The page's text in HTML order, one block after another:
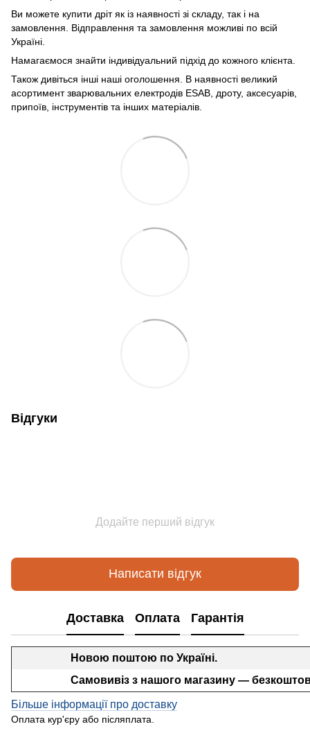
Ви можете купити дріт як із наявності зі складу, так і на
замовлення. Відправлення та замовлення можливі по всій
Україні.
Намагаємося знайти індивідуальний підхід до кожного клієнта.
Також дивіться інші наші оголошення. В наявності великий
асортимент зварювальних електродів ESAB, дроту, аксесуарів,
припоїв, інструментів та інших матеріалів.
Відгуки
Додайте перший відгук
Написати відгук
Доставка Оплата Гарантія
Новою поштою по Україні.
Самовивіз з нашого магазину —
Більше інформації про доставку
Оплата кур'єру або післяплата.